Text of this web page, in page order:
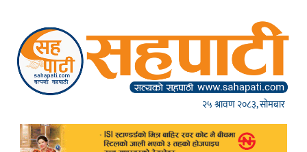
२५ श्रावण २०८३, सोमबार